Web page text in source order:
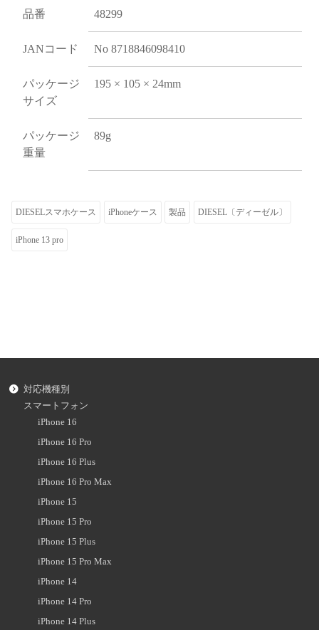
品番 48299
JANコード No 8718846098410
パッケージ
サイズ
195 × 105 × 24mm
パッケージ
重量
89g
DIESELスマホケース iPhoneケース 製品 DIESEL〔ディーゼル〕
iPhone 13 pro
対応機種別
スマートフォン
iPhone 16
iPhone 16 Pro
iPhone 16 Plus
iPhone 16 Pro Max
iPhone 15
iPhone 15 Pro
iPhone 15 Plus
iPhone 15 Pro Max
iPhone 14
iPhone 14 Pro
iPhone 14 Plus